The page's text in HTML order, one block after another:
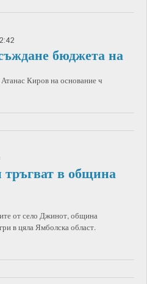
бюджета на
Киров на основание ч
тръгват в община
от село Джинот, община
в цяла Ямболска област.